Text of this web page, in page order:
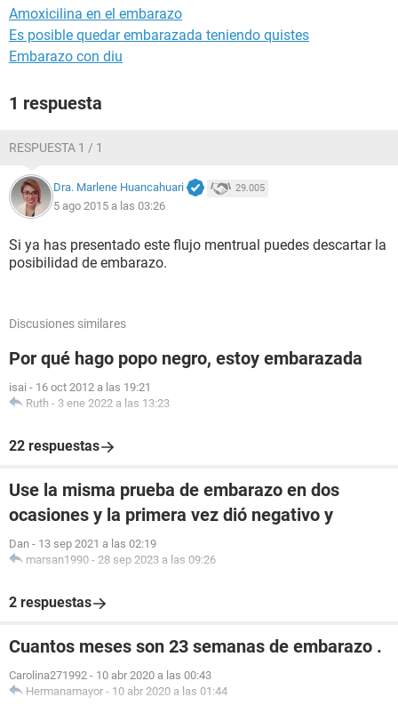
Amoxicilina en el embarazo
Es posible quedar embarazada teniendo quistes
Embarazo con diu
1 respuesta
RESPUESTA 1 / 1
Dra. Marlene Huancahuari 29.005
5 ago 2015 a las 03:26
Si ya has presentado este flujo mentrual puedes descartar la
posibilidad de embarazo.
Discusiones similares
Por qué hago popo negro, estoy embarazada
isai - 16 oct 2012 a las 19:21
Ruth - 3 ene 2022 a las 13:23
22 respuestas
Use la misma prueba de embarazo en dos
ocasiones y la primera vez dió negativo y
Dan - 13 sep 2021 a las 02:19
marsan1990 - 28 sep 2023 a las 09:26
2 respuestas
Cuantos meses son 23 semanas de embarazo .
Carolina271992 - 10 abr 2020 a las 00:43
Hermanamayor - 10 abr 2020 a las 01:44